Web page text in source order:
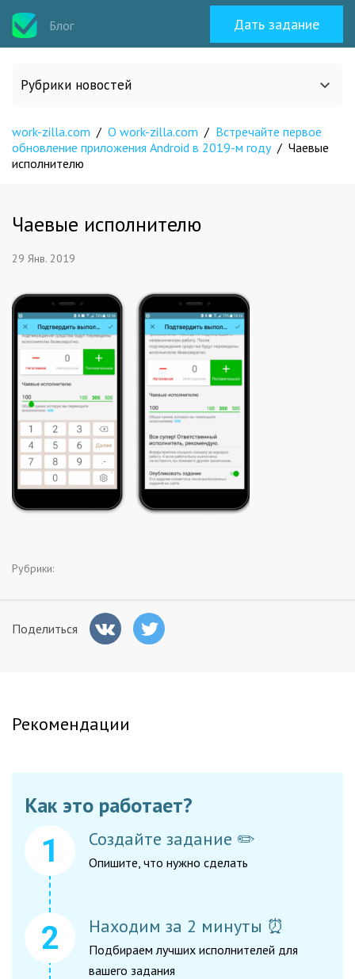
Блог Дать задание
Рубрики новостей
Все статьи
Кейсы
Исполнителям
Заказчикам
Полезное
Гости
work-zilla.com / О work-zilla.com / Встречайте первое
обновление приложения Android в 2019-м году / Чаевые
исполнителю
Чаевые исполнителю
29 Янв. 2019
Рубрики:
Поделиться
Рекомендации
Как это работает?
Создайте задание ✏️
Опишите, что нужно сделать
Находим за 2 минуты ⏰
Подбираем лучших исполнителей для
вашего задания